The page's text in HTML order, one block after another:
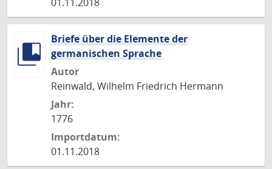
Briefe über die Elemente der
germanischen Sprache
Autor
Reinwald, Wilhelm Friedrich Hermann
Jahr:
1776
Importdatum:
01.11.2018